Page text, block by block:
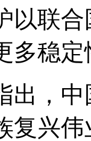
以联
多稳
，中
复兴